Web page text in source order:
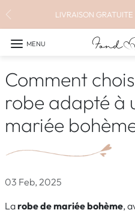
Aller au contenu
🥇 +10'000
Précédent
MENU
Comment
robe adapté à
mariée
03 Feb, 2025
Larobe de mariée bohème,